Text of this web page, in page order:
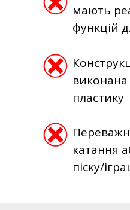
мають
функцій
пластику
катання
піску/